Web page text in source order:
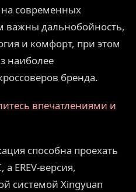
современных
важны дальнобойность,
и комфорт, при этом
наиболее
бренда.
впечатлениями и
способна проехать
EREV-версия,
системой Xingyuan